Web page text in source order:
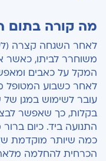
מה קורה בתום
לאחר השגחה קצרה
משוחרר לביתו, כאשר
המקל על כאבים
לאחר כשבוע המטופל
עובר לשימוש במגן של
בקלות, כך שאפשר
התנועה ביד. כיום
כמה שיותר מוקדמת
הכרחית להחלמה